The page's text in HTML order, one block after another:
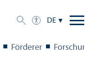
DE
Förderer Forschung